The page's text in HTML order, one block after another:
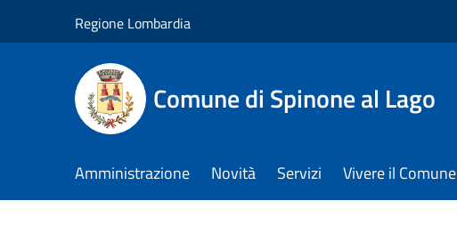
Regione Lombardia
Comune di Spinone al Lago
Amministrazione Novità Servizi Vivere il Comune